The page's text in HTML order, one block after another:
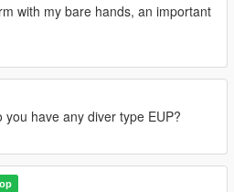
with my bare hands, an important
you have any diver type EUP?